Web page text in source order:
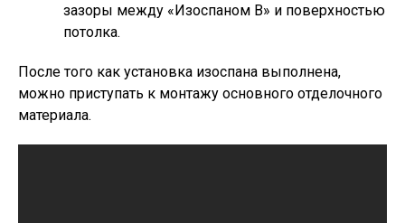
зазоры между «Изоспаном В» и поверхностью
потолка.
После того как установка изоспана выполнена,
можно приступать к монтажу основного отделочного
материала.